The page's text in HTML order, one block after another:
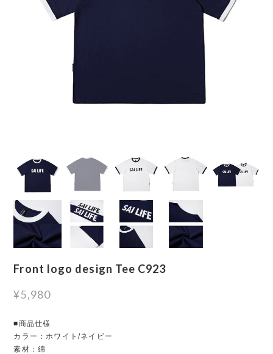
Front logo design Tee C923
¥5,980
■商品仕様
カラー：ホワイト/ネイビー
素材：綿